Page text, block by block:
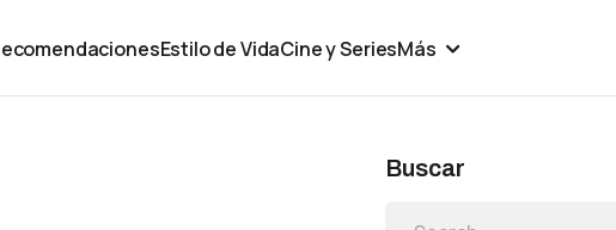
Estilo de VidaCine y SeriesMás
Buscar